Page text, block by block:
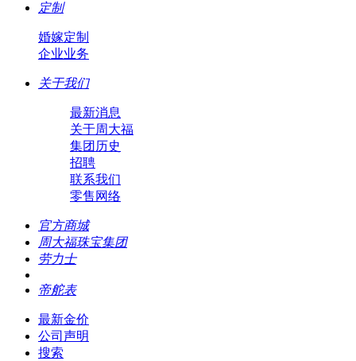
定制
婚嫁定制
企业业务
关于我们
最新消息
关于周大福
集团历史
招聘
联系我们
零售网络
官方商城
周大福珠宝集团
劳力士
帝舵表
最新金价
公司声明
搜索